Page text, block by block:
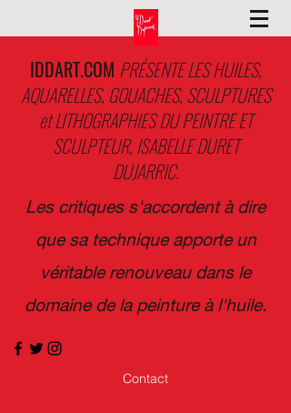
IDDART.COM PRÉSENTE LES HUILES,
AQUARELLES, GOUACHES, SCULPTURES
et LITHOGRAPHIES DU PEINTRE ET
SCULPTEUR, ISABELLE DURET
DUJARRIC.
Les critiques s'accordent à dire
que sa technique apporte un
véritable renouveau dans le
domaine de la peinture à l'huile.
Contact